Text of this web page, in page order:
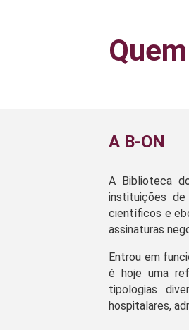
A B-ON
A Biblioteca
instituições
científicos e
assinaturas
Entrou em
é hoje uma
tipologias
hospitalares,